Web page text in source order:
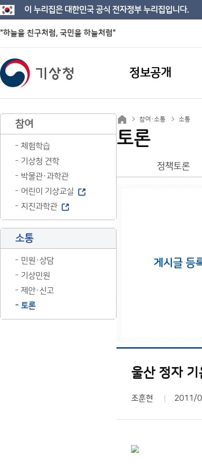
이 누리집은 대한민국 공식 전자정부 누리집입니다.
"하늘을 친구처럼, 국민을 하늘처럼"
정보공개
참여
체험학습
기상청 견학
박물관·과학관
어린이 기상교실
지진과학관
소통
민원·상담
기상민원
제안·신고
토론
참여·소통 소통
토론
정책토론
게시글 등
울산 정자
조훈현 2011/